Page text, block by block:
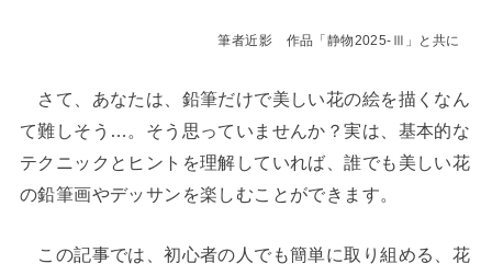
筆者近影 作品「静物2025-Ⅲ」と共に
さて、あなたは、鉛筆だけで美しい花の絵を描くなん
て難しそう…。そう思っていませんか？実は、基本的な
テクニックとヒントを理解していれば、誰でも美しい花
の鉛筆画やデッサンを楽しむことができます。
この記事では、初心者の人でも簡単に取り組める、花